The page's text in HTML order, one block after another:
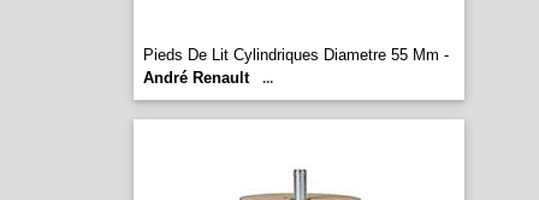
Pieds De Lit Cylindriques Diametre 55 Mm -
André Renault
...